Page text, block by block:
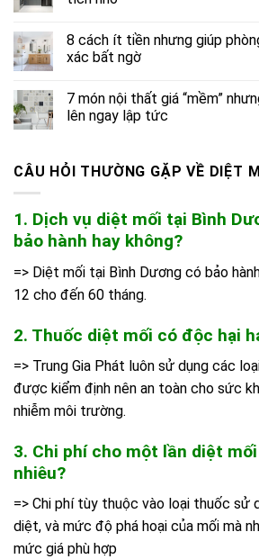
8 cách ít tiền nhưng giúp
xác bất ngờ
7 món nội thất giá “mềm”
lên ngay lập tức
CÂU HỎI THƯỜNG GẶP VỀ DIỆT
1. Dịch vụ diệt mối tại Bình
bảo hành hay không?
=> Diệt mối tại Bình Dương có bảo
12 cho đến 60 tháng.
2. Thuốc diệt mối có độc hại
=> Trung Gia Phát luôn sử dụng các
được kiểm định nên an toàn cho sức
nhiễm môi trường.
3. Chi phí cho một lần diệt
nhiêu?
=> Chi phí tùy thuộc vào loại thuốc sử
diệt, và mức độ phá hoại của mối mà
mức giá phù hợp